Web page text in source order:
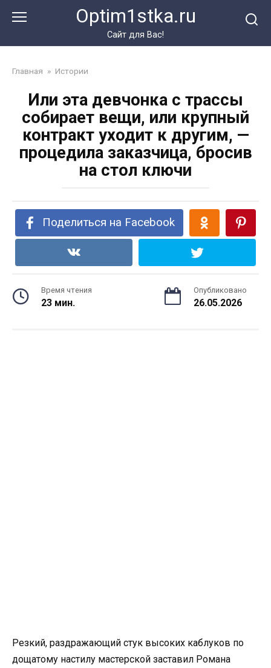
Optim1stka.ru
Сайт для Вас!
Главная » Истории
Или эта девчонка с трассы
собирает вещи, или крупный
контракт уходит к другим, —
процедила заказчица, бросив
на стол ключи
Поделиться на Facebook
Время чтения
23 мин.
Опубликовано
26.05.2026
Резкий, раздражающий стук высоких каблуков по
дощатому настилу мастерской заставил Романа